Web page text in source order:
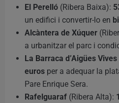
El Perelló (Ribera Baixa):
un edifici i convertir-lo en
Alcàntera de Xúquer
a urbanitzar el parc i
La Barraca d’Aigües Vives
euros per a adequar la
Pare Enrique Sera.
Rafelguaraf (Ribera Alta):